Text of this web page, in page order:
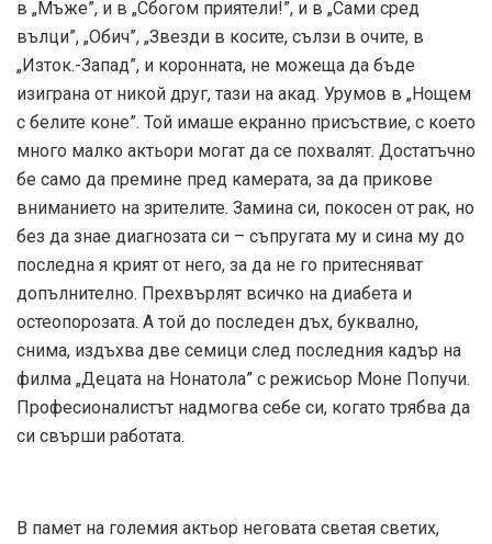
в „Мъже”, и в „Сбогом приятели!”, и в „Сами сред
вълци”, „Обич”, „Звезди в косите, сълзи в очите, в
„Изток.-Запад”, и коронната, не можеща да бъде
изиграна от никой друг, тази на акад. Урумов в „Нощем
с белите коне”. Той имаше екранно присъствие, с което
много малко актьори могат да се похвалят. Достатъчно
бе само да премине пред камерата, за да прикове
вниманието на зрителите. Замина си, покосен от рак, но
без да знае диагнозата си – съпругата му и сина му до
последна я крият от него, за да не го притесняват
допълнително. Прехвърлят всичко на диабета и
остеопорозата. А той до последен дъх, буквално,
снима, издъхва две семици след последния кадър на
филма „Децата на Нонатола” с режисьор Моне Попучи.
Професионалистът надмогва себе си, когато трябва да
си свърши работата.
В памет на големия актьор неговата светая светих,